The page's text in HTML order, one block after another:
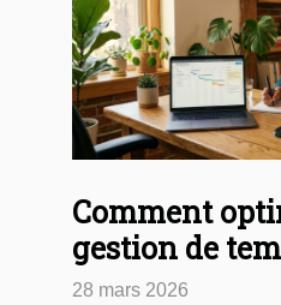
Comment
gestion de
des PME ?
28 mars 2026